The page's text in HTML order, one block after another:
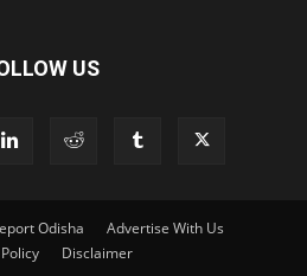
US
Odisha
Advertise With Us
Disclaimer